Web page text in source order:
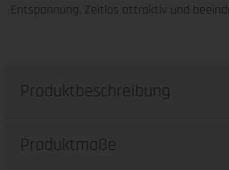
Entspannung. Zeitlos attraktiv und
Produktbeschreibung
Produktmaße